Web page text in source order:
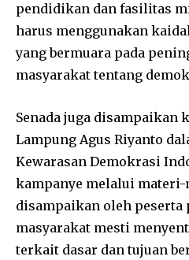
pendidikan dan fasilitas
harus menggunakan
yang bermuara pada
masyarakat tentang
Senada juga disampaikan
Lampung Agus Riyanto
Kewarasan Demokrasi
kampanye melalui materi-
disampaikan oleh peserta
masyarakat mesti
terkait dasar dan tujuan